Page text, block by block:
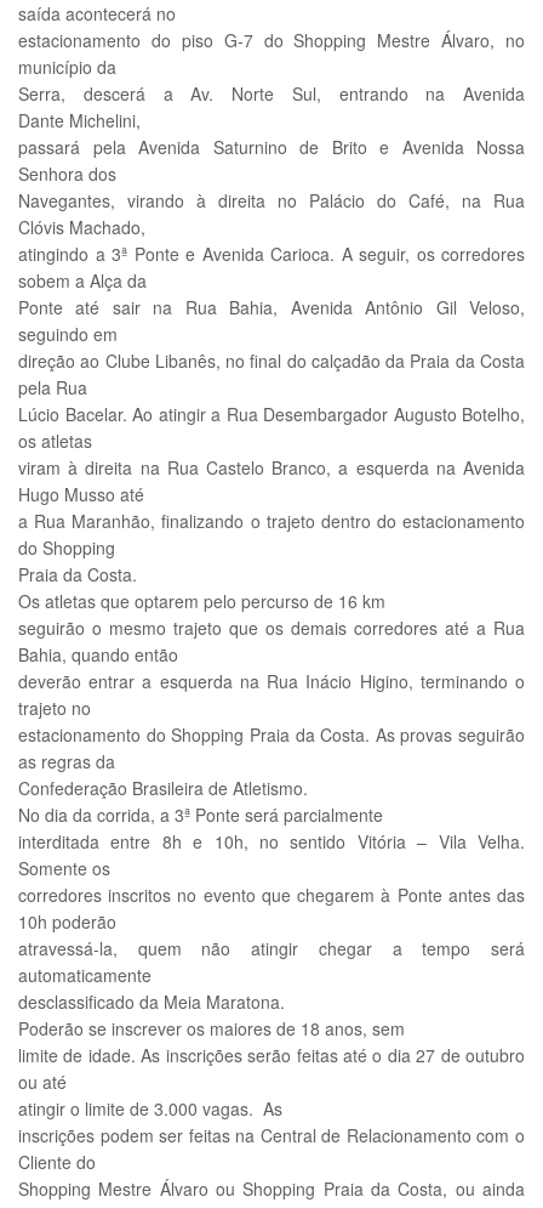
saída acontecerá no
estacionamento do piso G-7 do Shopping Mestre Álvaro, no
município da
Serra, descerá a Av. Norte Sul, entrando na Avenida
Dante Michelini,
passará pela Avenida Saturnino de Brito e Avenida Nossa
Senhora dos
Navegantes, virando à direita no Palácio do Café, na Rua
Clóvis Machado,
atingindo a 3ª Ponte e Avenida Carioca. A seguir, os corredores
sobem a Alça da
Ponte até sair na Rua Bahia, Avenida Antônio Gil Veloso,
seguindo em
direção ao Clube Libanês, no final do calçadão da Praia da Costa
pela Rua
Lúcio Bacelar. Ao atingir a Rua Desembargador Augusto Botelho,
os atletas
viram à direita na Rua Castelo Branco, a esquerda na Avenida
Hugo Musso até
a Rua Maranhão, finalizando o trajeto dentro do estacionamento
do Shopping
Praia da Costa.
Os atletas que optarem pelo percurso de 16 km
seguirão o mesmo trajeto que os demais corredores até a Rua
Bahia, quando então
deverão entrar a esquerda na Rua Inácio Higino, terminando o
trajeto no
estacionamento do Shopping Praia da Costa. As provas seguirão
as regras da
Confederação Brasileira de Atletismo.
No dia da corrida, a 3ª Ponte será parcialmente
interditada entre 8h e 10h, no sentido Vitória – Vila Velha.
Somente os
corredores inscritos no evento que chegarem à Ponte antes das
10h poderão
atravessá-la, quem não atingir chegar a tempo será
automaticamente
desclassificado da Meia Maratona.
Poderão se inscrever os maiores de 18 anos, sem
limite de idade. As inscrições serão feitas até o dia 27 de outubro
ou até
atingir o limite de 3.000 vagas. As
inscrições podem ser feitas na Central de Relacionamento com o
Cliente do
Shopping Mestre Álvaro ou Shopping Praia da Costa, ou ainda